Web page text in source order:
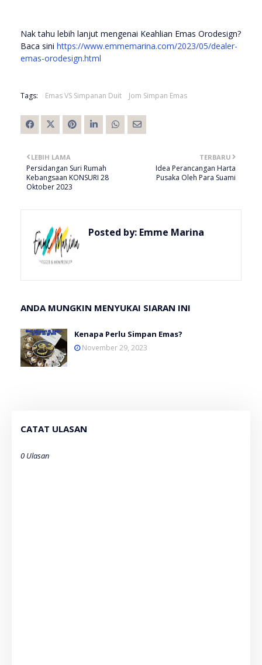
Nak tahu lebih lanjut mengenai Keahlian Emas Orodesign?
Baca sini https://www.emmemarina.com/2023/05/dealer-
emas-orodesign.html
Tags: Emas VS Simpanan Duit Jom Simpan Emas
TERBARU
Idea Perancangan Harta
Pusaka Oleh Para Suami
LEBIH LAMA
Persidangan Suri Rumah
Kebangsaan KONSURI 28
Oktober 2023
Posted by: Emme Marina
ANDA MUNGKIN MENYUKAI SIARAN INI
Kenapa Perlu Simpan Emas?
November 29, 2023
CATAT ULASAN
0 Ulasan